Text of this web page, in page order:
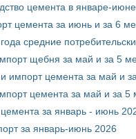
цемента в январе-
цемента за июнь и за 6
средние
щебня за май и за 5
импорт цемента за май и
цемента за май и за
за январь - июнь
за январь-июнь 2026